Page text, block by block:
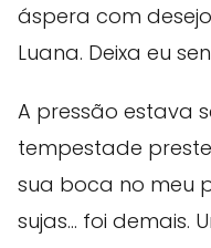
áspera com
Luana. Deixa eu
A pressão estava
tempestade
sua boca no meu
sujas… foi demais.